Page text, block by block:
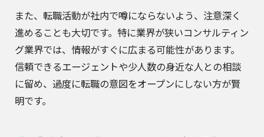
また、転職活動が社内で噂にならないよう、注意深く
進めることも大切です。特に業界が狭いコンサルティン
グ業界では、情報がすぐに広まる可能性があります。
信頼できるエージェントや少人数の身近な人との相談
に留め、過度に転職の意図をオープンにしない方が賢
明です。